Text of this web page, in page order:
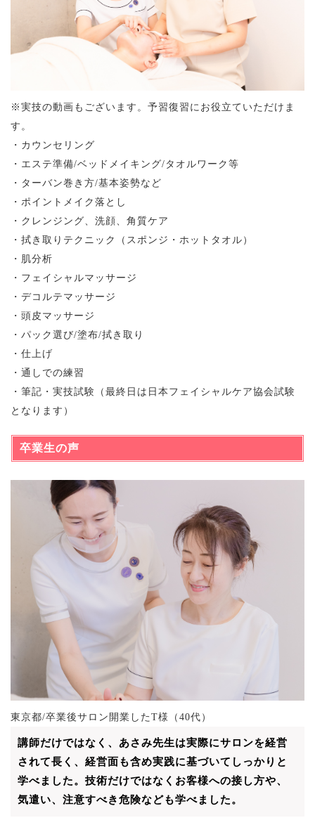
※実技の動画もございます。予習復習にお役立ていただけま
す。
・カウンセリング
・エステ準備/ベッドメイキング/タオルワーク等
・ターバン巻き方/基本姿勢など
・ポイントメイク落とし
・クレンジング、洗顔、角質ケア
・拭き取りテクニック（スポンジ・ホットタオル）
・肌分析
・フェイシャルマッサージ
・デコルテマッサージ
・頭皮マッサージ
・パック選び/塗布/拭き取り
・仕上げ
・通しでの練習
・筆記・実技試験（最終日は日本フェイシャルケア協会試験
となります）
卒業生の声
東京都/卒業後サロン開業したT様（40代）
講師だけではなく、あさみ先生は実際にサロンを経営
されて長く、経営面も含め実践に基づいてしっかりと
学べました。技術だけではなくお客様への接し方や、
気遣い、注意すべき危険なども学べました。